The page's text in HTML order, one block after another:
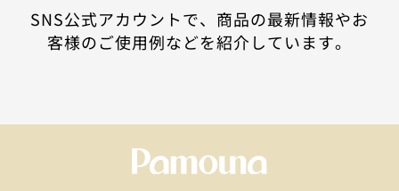
SNS公式アカウントで、商品の最新情報やお
客様のご使用例などを紹介しています。